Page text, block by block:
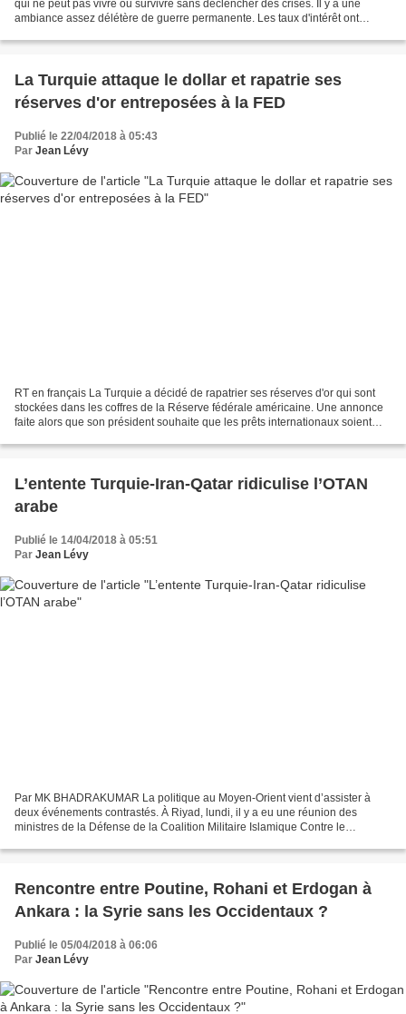
qui ne peut pas vivre ou survivre sans déclencher des crises. Il y a une
ambiance assez délétère de guerre permanente. Les taux d'intérêt ont
La Turquie attaque le dollar et rapatrie ses
réserves d'or entreposées à la FED
Publié le 22/04/2018 à 05:43
Par Jean Lévy
RT en français La Turquie a décidé de rapatrier ses réserves d'or qui sont
stockées dans les coffres de la Réserve fédérale américaine. Une annonce
faite alors que son président souhaite que les prêts internationaux soient
L’entente Turquie-Iran-Qatar ridiculise l’OTAN
arabe
Publié le 14/04/2018 à 05:51
Par Jean Lévy
Par MK BHADRAKUMAR La politique au Moyen-Orient vient d’assister à
deux événements contrastés. À Riyad, lundi, il y a eu une réunion des
ministres de la Défense de la Coalition Militaire Islamique Contre le
Rencontre entre Poutine, Rohani et Erdogan à
Ankara : la Syrie sans les Occidentaux ?
Publié le 05/04/2018 à 06:06
Par Jean Lévy